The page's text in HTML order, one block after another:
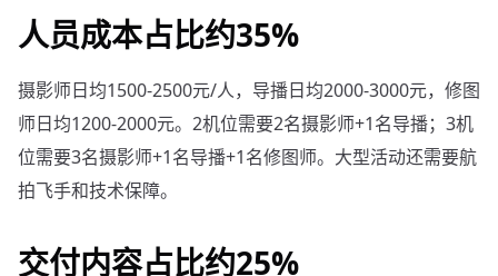
人员成本占比约35%
摄影师日均1500-2500元/人，导播日均2000-3000元，修图
师日均1200-2000元。2机位需要2名摄影师+1名导播；3机
位需要3名摄影师+1名导播+1名修图师。大型活动还需要航
拍飞手和技术保障。
交付内容占比约25%